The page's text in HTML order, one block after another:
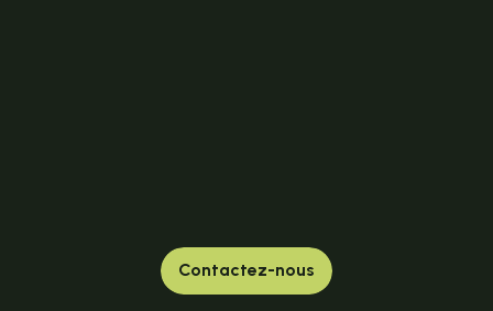
Contactez-nous